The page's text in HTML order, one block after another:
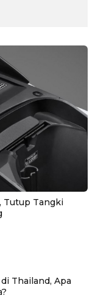
Tutup Tangki
Thailand, Apa